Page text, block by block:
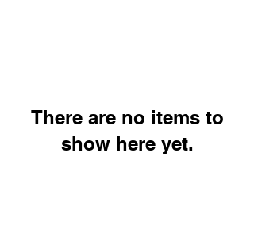
There are no items to
show here yet.